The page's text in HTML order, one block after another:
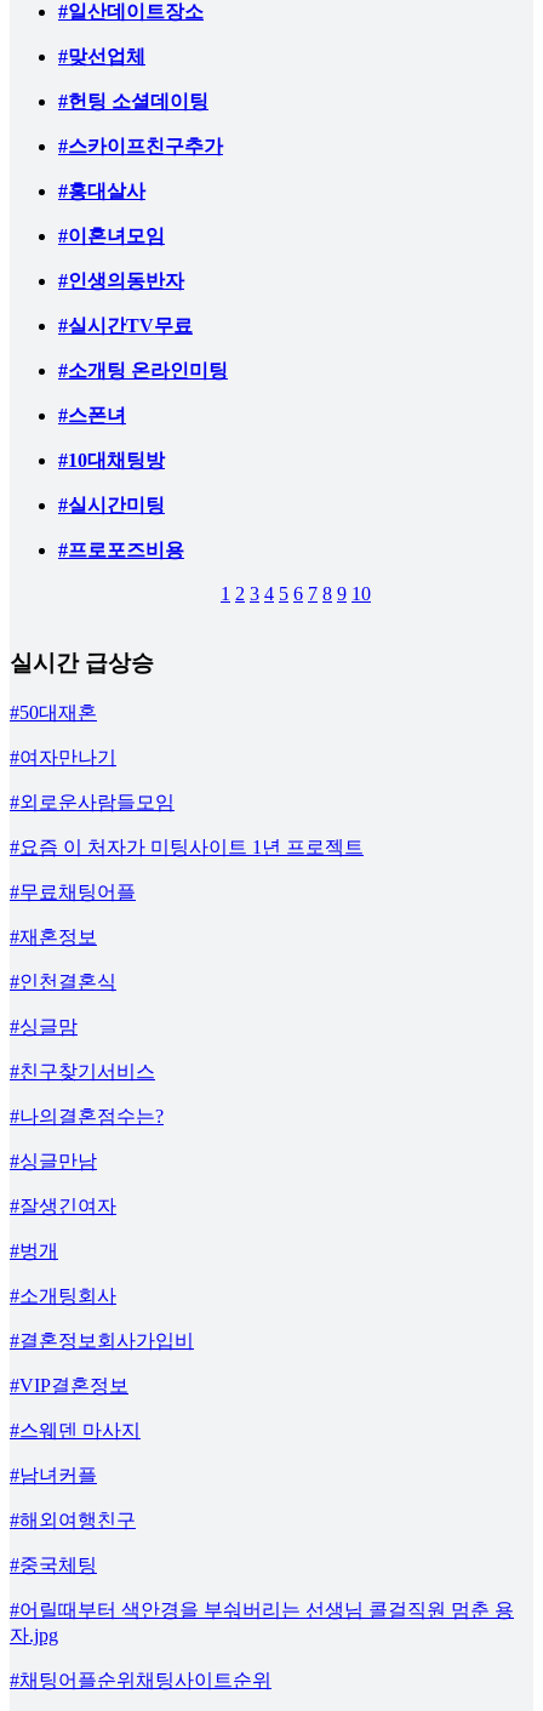
#일산데이트장소
#맞선업체
#헌팅 소셜데이팅
#스카이프친구추가
#홍대살사
#이혼녀모임
#인생의동반자
#실시간TV무료
#소개팅 온라인미팅
#스폰녀
#10대채팅방
#실시간미팅
#프로포즈비용
1 2 3 4 5 6 7 8 9 10
실시간 급상승
#50대재혼
#여자만나기
#외로운사람들모임
#요즘 이 처자가 미팅사이트 1년 프로젝트
#무료채팅어플
#재혼정보
#인천결혼식
#싱글맘
#친구찾기서비스
#나의결혼점수는?
#싱글만남
#잘생긴여자
#벙개
#소개팅회사
#결혼정보회사가입비
#VIP결혼정보
#스웨덴 마사지
#남녀커플
#해외여행친구
#중국체팅
#어릴때부터 색안경을 부숴버리는 선생님 콜걸직원 멈춘 용
자.jpg
#채팅어플순위채팅사이트순위